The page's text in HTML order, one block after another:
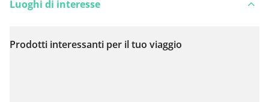
Visualizza sulla mappa
Luoghi di interesse
Prodotti interessanti per il tuo viaggio